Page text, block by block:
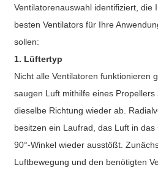
Ventilatorenauswahl identifiziert, die
besten Ventilators für Ihre
sollen:
1. Lüftertyp
Nicht alle Ventilatoren funktionieren
saugen Luft mithilfe eines
dieselbe Richtung wieder ab.
besitzen ein Laufrad, das Luft in
90°-Winkel wieder ausstößt.
Luftbewegung und den benötigten